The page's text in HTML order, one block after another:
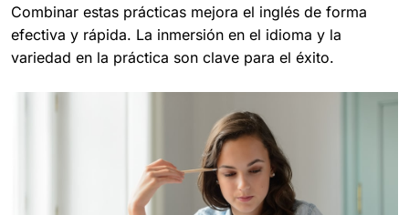
Combinar estas prácticas mejora el inglés de forma
efectiva y rápida. La inmersión en el idioma y la
variedad en la práctica son clave para el éxito.